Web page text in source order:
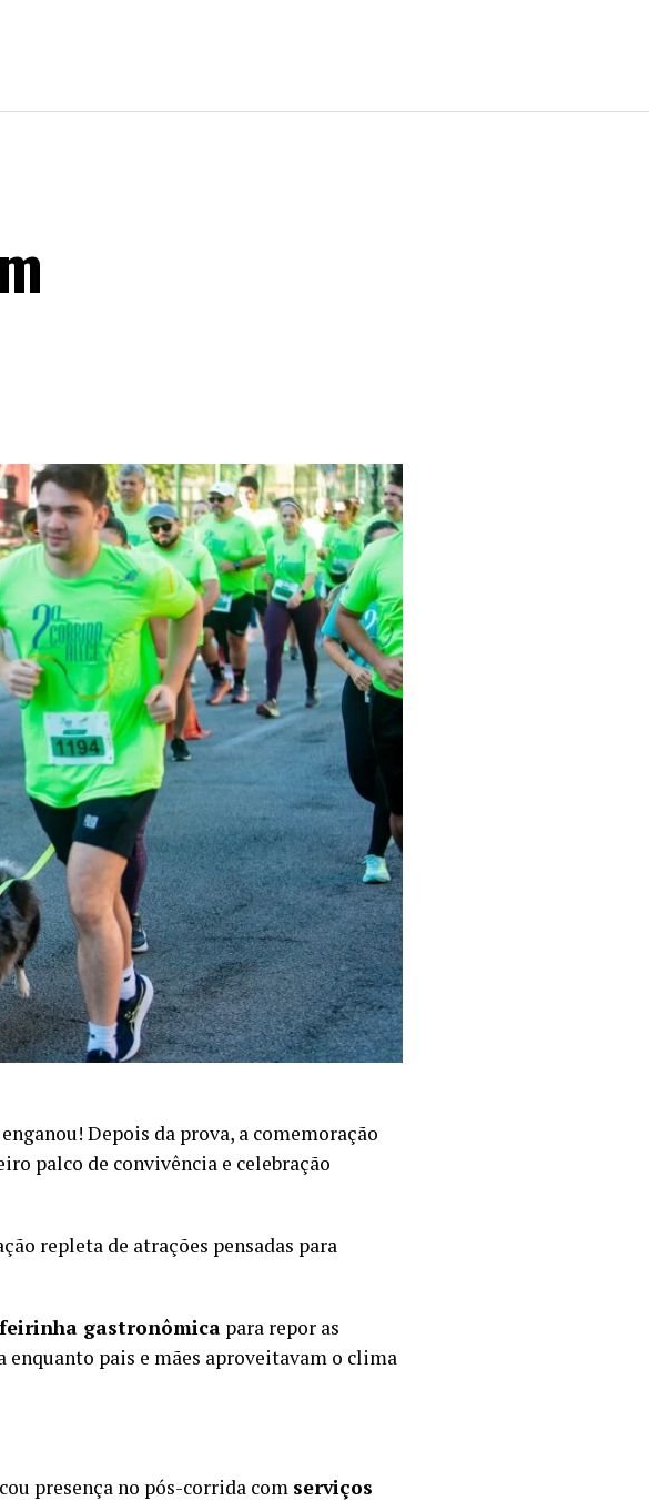
Depois da prova, a comemoração
palco de convivência e celebração
repleta de atrações pensadas para
feirinha gastronômica para repor as
enquanto pais e mães aproveitavam o clima
presença no pós-corrida com serviços